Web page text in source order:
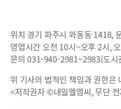
위치 경기 파주시 와동동 1418,
영업시간 오전 10시~오후 2시,
문의 031-940-2981~2983(도시
위 기사의 법적인 책임과 권한은
<저작권자 ©내일엘엠씨, 무단